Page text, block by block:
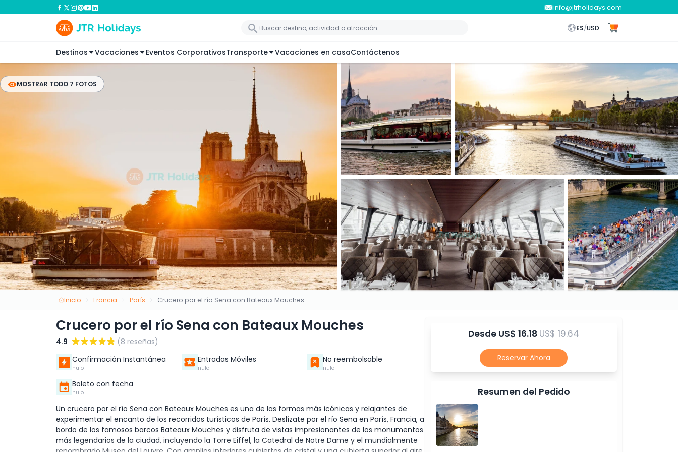
info@jtrholidays.com
ES/USD
Destinos Vacaciones Eventos CorporativosTransporte Vacaciones en casaContáctenos
MOSTRAR TODO 7 FOTOS
Inicio Francia París Crucero por el río Sena con Bateaux Mouches
Crucero por el río Sena con Bateaux Mouches
4.9
(8 reseñas)
Confirmación Instantánea
nulo
Entradas Móviles
nulo
No reembolsable
nulo
Boleto con fecha
nulo
Un crucero por el río Sena con Bateaux Mouches es una de las formas más icónicas y relajantes de
experimentar el encanto de los recorridos turísticos de París. Deslízate por el río Sena en París, Francia, a
bordo de los famosos barcos Bateaux Mouches y disfruta de vistas impresionantes de los monumentos
más legendarios de la ciudad, incluyendo la Torre Eiffel, la Catedral de Notre Dame y el mundialmente
Desde US$ 16.18US$ 19.64
Reservar Ahora
Resumen del Pedido